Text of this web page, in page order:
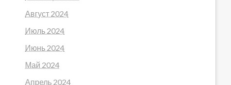
Август 2024
Июль 2024
Июнь 2024
Май 2024
Апрель 2024